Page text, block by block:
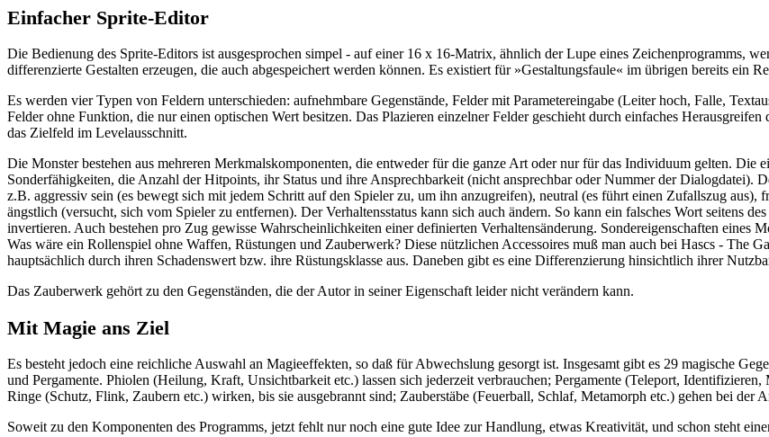
Einfacher Sprite-Editor
Die Bedienung des Sprite-Editors ist ausgesprochen simpel - auf einer 16 x 16-Matrix, ähnlich der Lupe eines Zeichenprogramms,
differenzierte Gestalten erzeugen, die auch abgespeichert werden können. Es existiert für »Gestaltungsfaule« im übrigen bereits ein
Es werden vier Typen von Feldern unterschieden: aufnehmbare Gegenstände, Felder mit Parametereingabe (Leiter hoch, Falle,
Felder ohne Funktion, die nur einen optischen Wert besitzen. Das Plazieren einzelner Felder geschieht durch einfaches
das Zielfeld im Levelausschnitt.
Die Monster bestehen aus mehreren Merkmalskomponenten, die entweder für die ganze Art oder nur für das Individuum gelten. Die
Sonderfähigkeiten, die Anzahl der Hitpoints, ihr Status und ihre Ansprechbarkeit (nicht ansprechbar oder Nummer der Dialogdatei).
z.B. aggressiv sein (es bewegt sich mit jedem Schritt auf den Spieler zu, um ihn anzugreifen), neutral (es führt einen Zufallszug
ängstlich (versucht, sich vom Spieler zu entfernen). Der Verhaltensstatus kann sich auch ändern. So kann ein falsches Wort seitens
invertieren. Auch bestehen pro Zug gewisse Wahrscheinlichkeiten einer definierten Verhaltensänderung. Sondereigenschaften eines
Was wäre ein Rollenspiel ohne Waffen, Rüstungen und Zauberwerk? Diese nützlichen Accessoires muß man auch bei Hascs - The
hauptsächlich durch ihren Schadenswert bzw. ihre Rüstungsklasse aus. Daneben gibt es eine Differenzierung hinsichtlich ihrer
Das Zauberwerk gehört zu den Gegenständen, die der Autor in seiner Eigenschaft leider nicht verändern kann.
Mit Magie ans Ziel
Es besteht jedoch eine reichliche Auswahl an Magieeffekten, so daß für Abwechslung gesorgt ist. Insgesamt gibt es 29 magische
und Pergamente. Phiolen (Heilung, Kraft, Unsichtbarkeit etc.) lassen sich jederzeit verbrauchen; Pergamente (Teleport,
Ringe (Schutz, Flink, Zaubern etc.) wirken, bis sie ausgebrannt sind; Zauberstäbe (Feuerball, Schlaf, Metamorph etc.) gehen bei der
Soweit zu den Komponenten des Programms, jetzt fehlt nur noch eine gute Idee zur Handlung, etwas Kreativität, und schon steht